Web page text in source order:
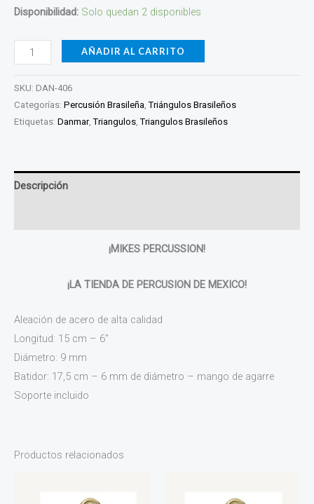
Disponibilidad: Solo quedan 2 disponibles
AÑADIR AL CARRITO
SKU: DAN-406
Categorías: Percusión Brasileña,Triángulos Brasileños
Etiquetas: Danmar,Triangulos,Triangulos Brasileños
Descripción
¡MIKES PERCUSSION!
¡LA TIENDA DE PERCUSION DE MEXICO!
Aleación de acero de alta calidad
Longitud: 15 cm – 6″
Diámetro: 9 mm
Batidor: 17,5 cm – 6 mm de diámetro – mango de agarre
Soporte incluido
Productos relacionados